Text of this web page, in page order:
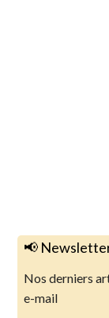
📢
Nos derniers
e-mail